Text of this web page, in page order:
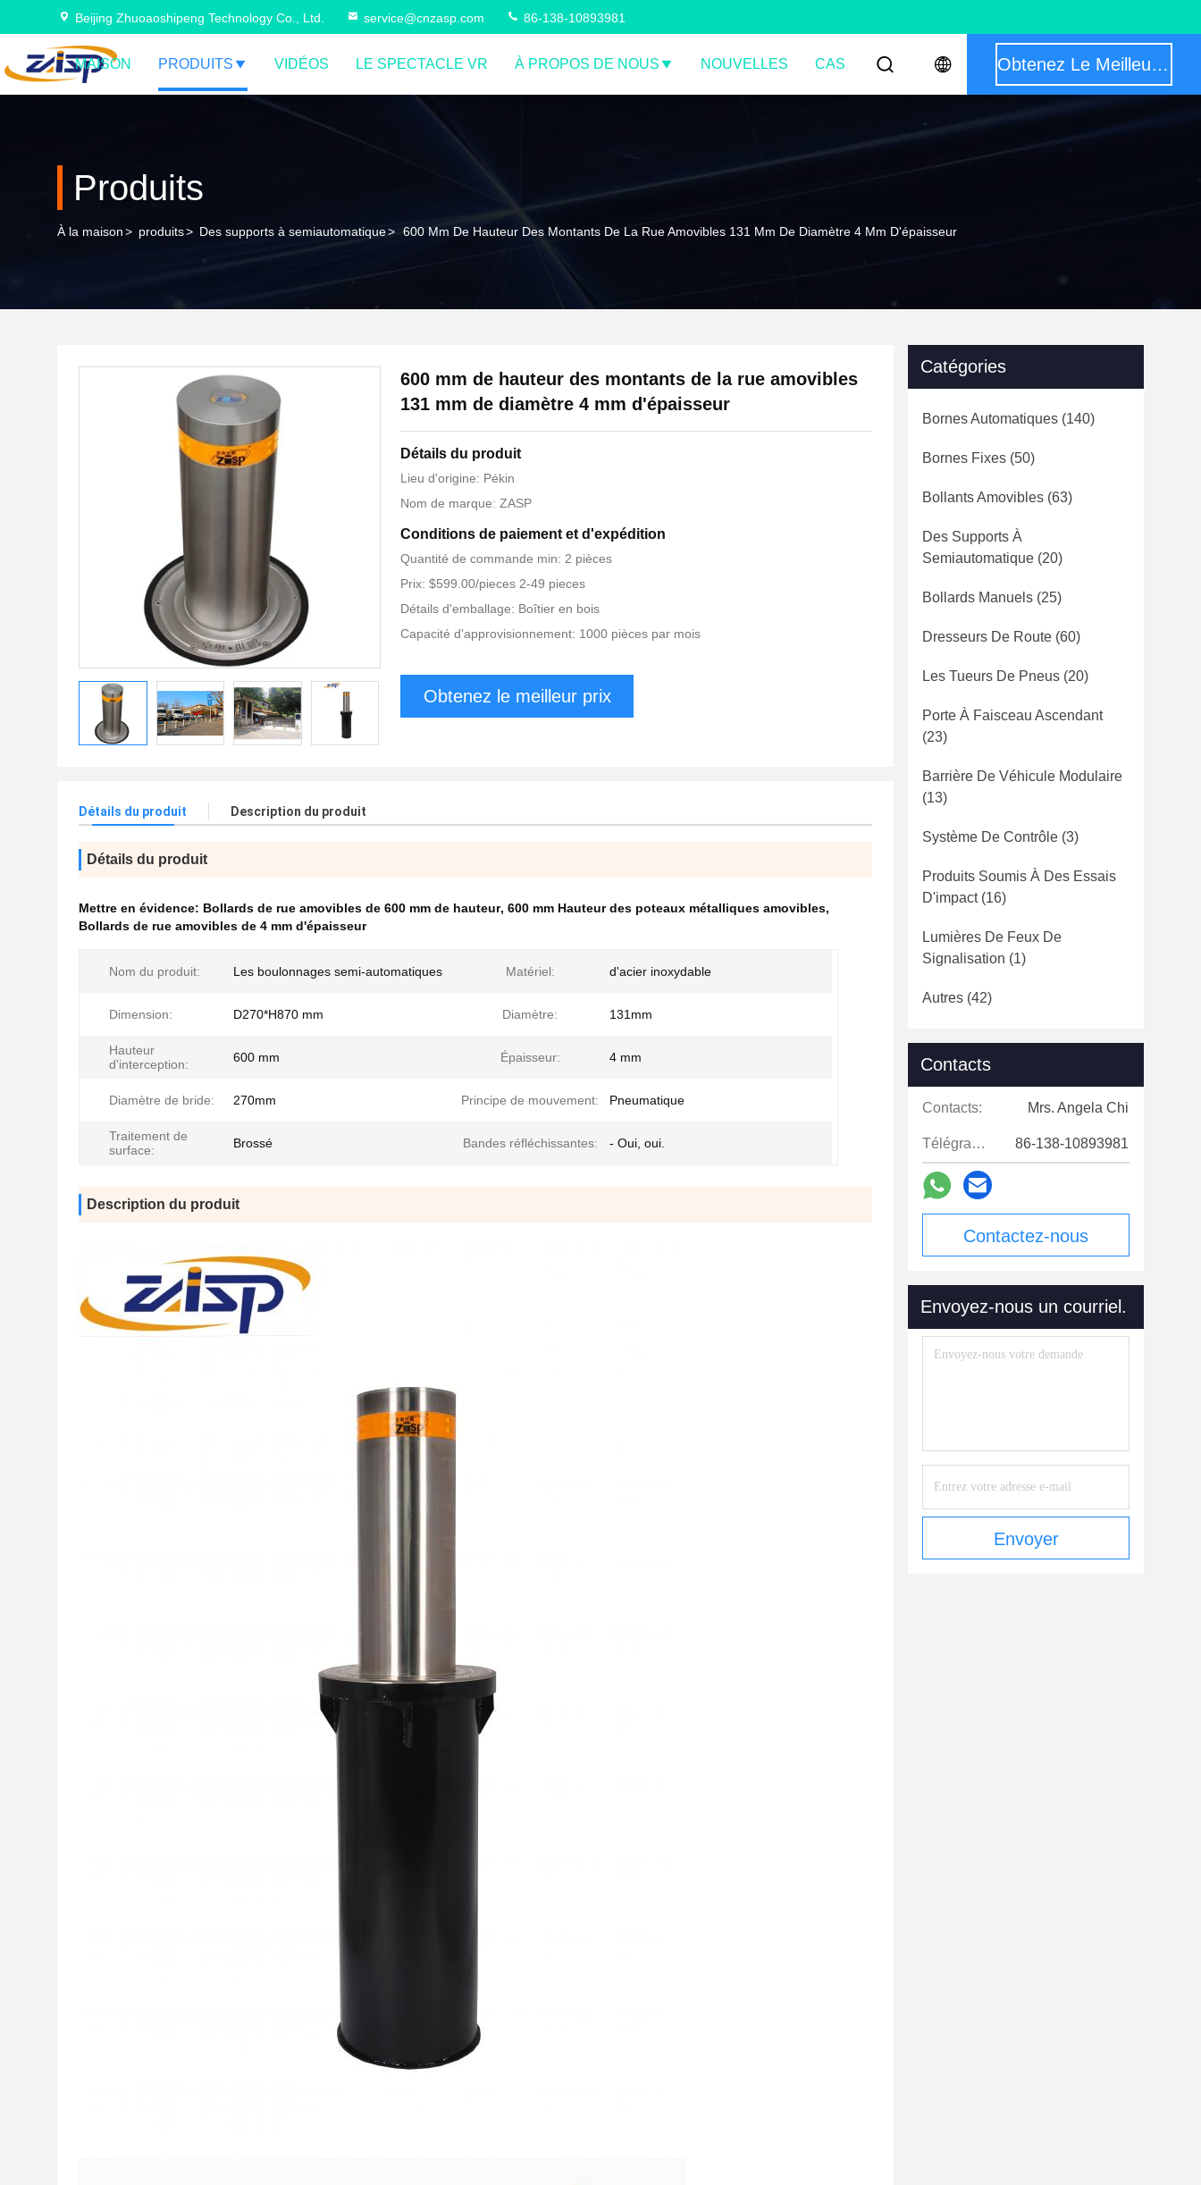
Beijing Zhuoaoshipeng Technology Co., Ltd. service@cnzasp.com 86-138-10893981
MAISON PRODUITS VIDÉOS LE SPECTACLE VR À PROPOS DE NOUS NOUVELLES CAS Obtenez Le Meilleur Prix
Produits
À la maison> produits> Des supports à semiautomatique> 600 Mm De Hauteur Des Montants De La Rue Amovibles 131 Mm De Diamètre 4 Mm D'épaisseur
600 mm de hauteur des montants de la rue amovibles
131 mm de diamètre 4 mm d'épaisseur
Détails du produit
Lieu d'origine: Pékin
Nom de marque: ZASP
Conditions de paiement et d'expédition
Quantité de commande min: 2 pièces
Prix: $599.00/pieces 2-49 pieces
Détails d'emballage: Boîtier en bois
Capacité d'approvisionnement: 1000 pièces par mois
Obtenez le meilleur prix
Détails du produit Description du produit
Détails du produit
Mettre en évidence: Bollards de rue amovibles de 600 mm de hauteur, 600 mm Hauteur des poteaux métalliques amovibles,
Bollards de rue amovibles de 4 mm d'épaisseur
Nom du produit: Les boulonnages semi-automatiques Matériel: d'acier inoxydable
Dimension: D270*H870 mm Diamètre: 131mm
Hauteur
d'interception:
600 mm Épaisseur: 4 mm
Diamètre de bride: 270mm Principe de mouvement: Pneumatique
Traitement de
surface:
Brossé Bandes réfléchissantes: - Oui, oui.
Description du produit
Catégories
Bornes Automatiques (140)
Bornes Fixes (50)
Bollants Amovibles (63)
Des Supports À
Semiautomatique (20)
Bollards Manuels (25)
Dresseurs De Route (60)
Les Tueurs De Pneus (20)
Porte À Faisceau Ascendant
(23)
Barrière De Véhicule Modulaire
(13)
Système De Contrôle (3)
Produits Soumis À Des Essais
D'impact(16)
Lumières De Feux De
Signalisation (1)
Autres (42)
Contacts
Contacts: Mrs. Angela Chi
Télégramme: 86-138-10893981
Contactez-nous
Envoyez-nous un courriel.
Envoyer